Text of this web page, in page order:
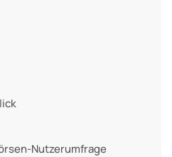
Nutzerumfrage